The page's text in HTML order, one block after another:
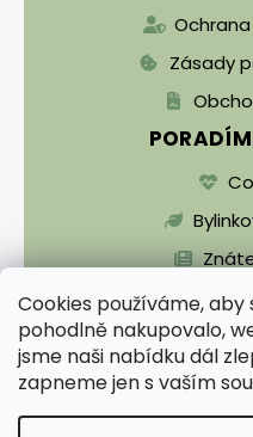
Cookies používáme,
pohodlně nakupovalo,
jsme naši nabídku dál
zapneme jen s vaším
Zásady